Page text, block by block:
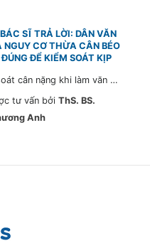
SĨ TRẢ LỜI: DÂN VĂN
NGUY CƠ THỪA CÂN BÉO
ĐÚNG ĐỂ KIỂM SOÁT KỊP
Khó kiểm soát cân nặng khi làm văn phòng, ít vận động, hay ăn vặt? Đừng bỏ qua chia sẻ từ ThS.BS. Nguyễn Phương Anh – Chuyên khoa Dinh dưỡng của Hệ thống Phòng khám CarePlus. Bài viết giúp bạn hiểu rõ nguy cơ và các hiểu lầm thường gặp về thừa cân béo phì, cùng lời khuyên thiết thực để bảo vệ sức khỏe ngay hôm nay!
tư vấn bởi ThS. BS.
Anh